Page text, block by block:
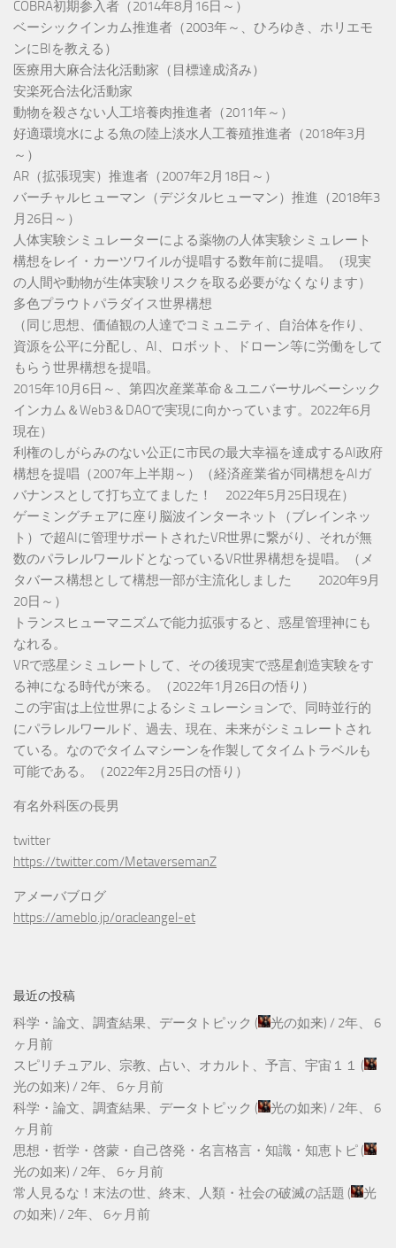
COBRA初期参入者（2014年8月16日～）
ベーシックインカム推進者（2003年～、ひろゆき、ホリエモ
ンにBIを教える）
医療用大麻合法化活動家（目標達成済み）
安楽死合法化活動家
動物を殺さない人工培養肉推進者（2011年～）
好適環境水による魚の陸上淡水人工養殖推進者（2018年3月
～）
AR（拡張現実）推進者（2007年2月18日～）
バーチャルヒューマン（デジタルヒューマン）推進（2018年3
月26日～）
人体実験シミュレーターによる薬物の人体実験シミュレート
構想をレイ・カーツワイルが提唱する数年前に提唱。（現実
の人間や動物が生体実験リスクを取る必要がなくなります）
多色プラウトパラダイス世界構想
（同じ思想、価値観の人達でコミュニティ、自治体を作り、
資源を公平に分配し、AI、ロボット、ドローン等に労働をして
もらう世界構想を提唱。
2015年10月6日～、第四次産業革命＆ユニバーサルベーシック
インカム＆Web3＆DAOで実現に向かっています。2022年6月
現在）
利権のしがらみのない公正に市民の最大幸福を達成するAI政府
構想を提唱（2007年上半期～）（経済産業省が同構想をAIガ
バナンスとして打ち立てました！ 2022年5月25日現在）
ゲーミングチェアに座り脳波インターネット（ブレインネッ
ト）で超AIに管理サポートされたVR世界に繋がり、それが無
数のパラレルワールドとなっているVR世界構想を提唱。（メ
タバース構想として構想一部が主流化しました 2020年9月
20日～）
トランスヒューマニズムで能力拡張すると、惑星管理神にも
なれる。
VRで惑星シミュレートして、その後現実で惑星創造実験をす
る神になる時代が来る。（2022年1月26日の悟り）
この宇宙は上位世界によるシミュレーションで、同時並行的
にパラレルワールド、過去、現在、未来がシミュレートされ
ている。なのでタイムマシーンを作製してタイムトラベルも
可能である。（2022年2月25日の悟り）
有名外科医の長男
twitter
https://twitter.com/MetaversemanZ
アメーバブログ
https://ameblo.jp/oracleangel-et
最近の投稿
科学・論文、調査結果、データトピック ( 光の如来) / 2年、 6
ヶ月前
スピリチュアル、宗教、占い、オカルト、予言、宇宙１１ (
光の如来) / 2年、 6ヶ月前
科学・論文、調査結果、データトピック ( 光の如来) / 2年、 6
ヶ月前
思想・哲学・啓蒙・自己啓発・名言格言・知識・知恵トピ (
光の如来) / 2年、 6ヶ月前
常人見るな！末法の世、終末、人類・社会の破滅の話題 (
光
の如来) / 2年、 6ヶ月前